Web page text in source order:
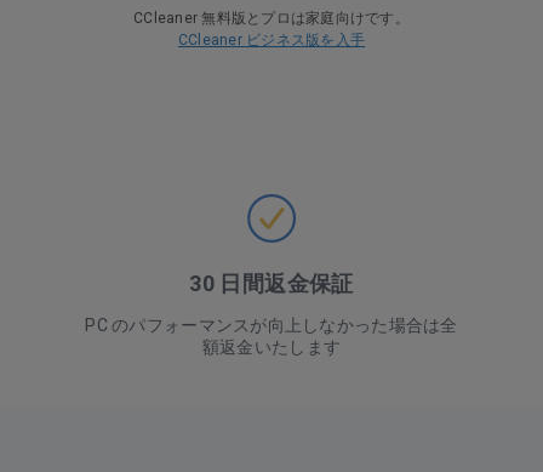
CCleaner 無料版とプロは家庭向けです。
CCleaner ビジネス版を入手
30 日間返金保証
PC のパフォーマンスが向上しなかった場合は全
額返金いたします